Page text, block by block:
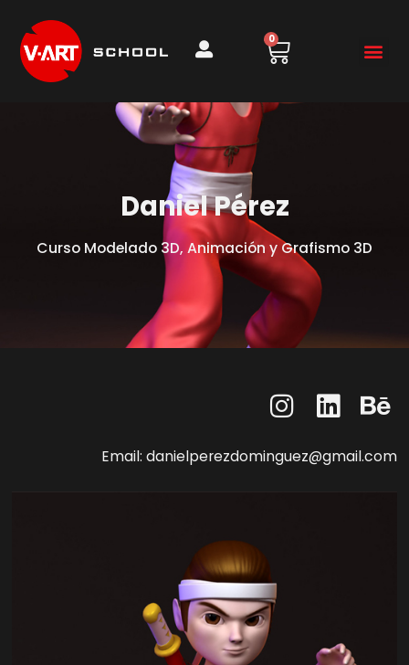
0
Daniel Pérez
Curso Modelado 3D, Animación y Grafismo 3D
Email: danielperezdominguez@gmail.com